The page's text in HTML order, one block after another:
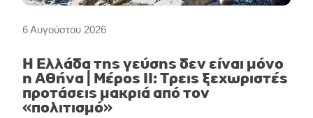
6 Αυγούστου 2026
Η Ελλάδα της γεύσης δεν είναι μόνο
η Αθήνα | Μέρος II: Τρεις ξεχωριστές
προτάσεις μακριά από τον
«πολιτισμό»